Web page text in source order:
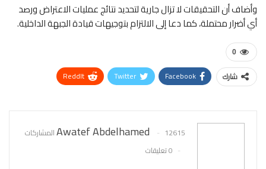
وأضاف أن التحقيقات لا تزال جارية لتحديد نتائج عمليات الاعتراض ورصد
أي أضرار محتملة، كما دعا إلى الالتزام بتوجيهات قيادة الجبهة الداخلية.
0
شارك Facebook
Twitter
ReddIt
Awatef Abdelhamed
12615 المشاركات
0 تعليقات